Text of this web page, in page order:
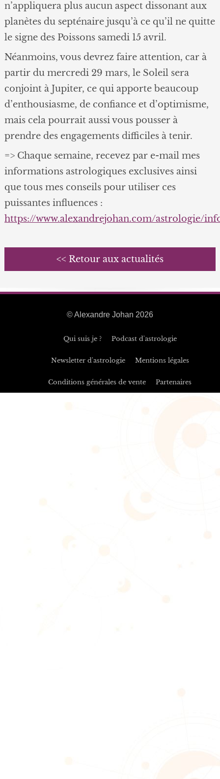
n’appliquera plus aucun aspect dissonant aux
planètes du septénaire jusqu’à ce qu’il ne quitte
le signe des Poissons samedi 15 avril.
Néanmoins, vous devrez faire attention, car à
partir du mercredi 29 mars, le Soleil sera
conjoint à Jupiter, ce qui apporte beaucoup
d’enthousiasme, de confiance et d’optimisme,
mais cela pourrait aussi vous pousser à
prendre des engagements difficiles à tenir.
=> Chaque semaine, recevez par e-mail mes
informations astrologiques exclusives ainsi
que tous mes conseils pour utiliser ces
puissantes influences :
https://www.alexandrejohan.com/astrologie/
<< Retour aux actualités
© Alexandre Johan 2026
Qui suis je ? Podcast d'astrologie
Newsletter d'astrologie Mentions légales
Conditions générales de vente Partenaires